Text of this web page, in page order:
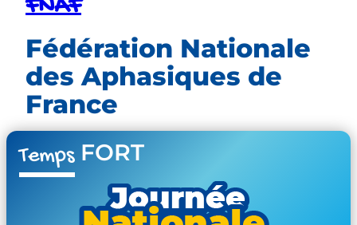
FNAF
Fédération Nationale
des Aphasiques de
France
TempsFORT